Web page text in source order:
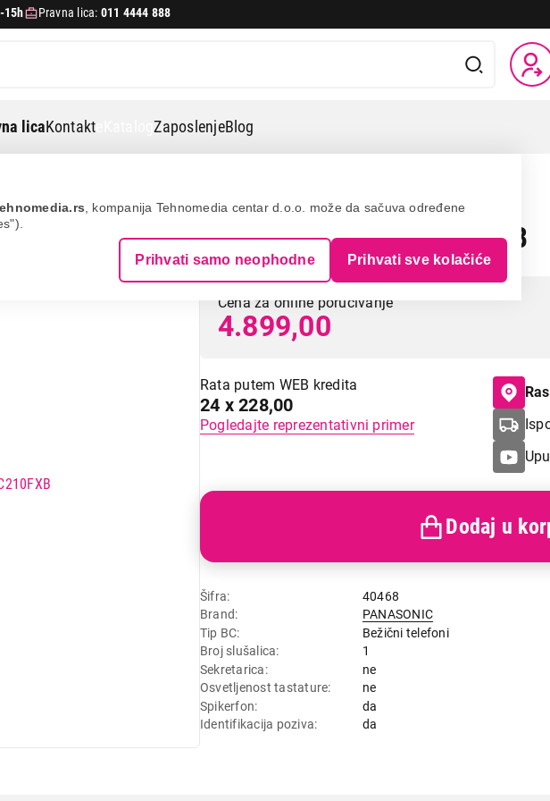
, kompanija Tehnomedia centar d.o.o. može da sačuva određene
Prihvati samo neophodne Prihvati sve kolačiće
15h Pravna lica: 011 4444 888
licaKontakt eKatalogZaposlenjeBlog
PANASONIC KX-TGC210FXB
Cena za online poručivanje
4.899,00
Rata putem WEB kredita
24 x 228,00
Pogledajte reprezentativni primer
Šifra
40468
Brand
PANASONIC
Tip BC
Bežični telefoni
Broj slušalica
1
Sekretarica
ne
Osvetljenost tastature
ne
Spikerfon
da
Identifikacija poziva
da
Dodaj u